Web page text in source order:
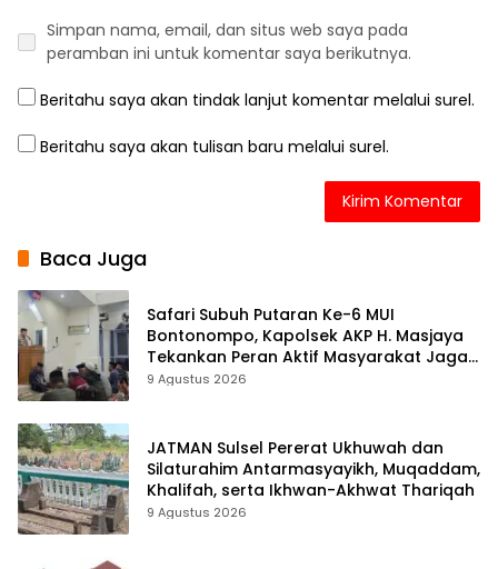
Simpan nama, email, dan situs web saya pada
peramban ini untuk komentar saya berikutnya.
Beritahu saya akan tindak lanjut komentar melalui surel.
Beritahu saya akan tulisan baru melalui surel.
Baca Juga
Safari Subuh Putaran Ke-6 MUI
Bontonompo, Kapolsek AKP H. Masjaya
Tekankan Peran Aktif Masyarakat Jaga
Kamtibmas
9 Agustus 2026
JATMAN Sulsel Pererat Ukhuwah dan
Silaturahim Antarmasyayikh, Muqaddam,
Khalifah, serta Ikhwan-Akhwat Thariqah
9 Agustus 2026